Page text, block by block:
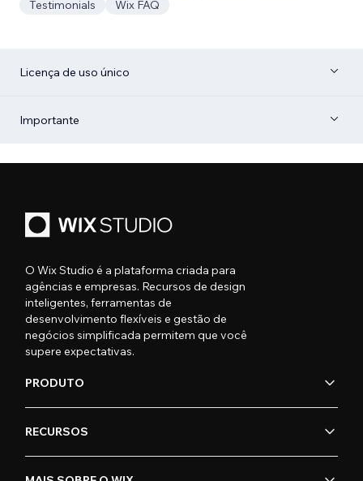
Testimonials
Wix FAQ
Licença de uso único
Importante
O Wix Studio é a plataforma criada para
agências e empresas. Recursos de design
inteligentes, ferramentas de
desenvolvimento flexíveis e gestão de
negócios simplificada permitem que você
supere expectativas.
PRODUTO
RECURSOS